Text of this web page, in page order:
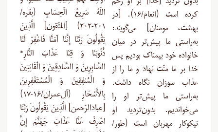
بدون تردید [خدا] بر او رحم
کرده است (انعام/۱۶). [در
بهشت، مومنان] می‌گویند:
به‌راستی ما پیش‌تر در میان
خانواده خود بیمناک بودیم پس
خدا بر ما منّت نهاد و ما را از
عذاب سوزان نگاه داشت.
به‌راستی ما پیش‌تر او را
می‌خواندیم. بدون‌تردید او
نیکوکار مهربان است (طور/
اللّهُ سَرِيعُ الْحِسَابِ (بقره/
۲۰۱-۲۰۲) [المتّقون] الَّذِينَ
يَقُولُونَ رَبَّنَا إِنَّنَا آمَنَّا فَاغْفِرْ لَنَا
ذُنُوبَنَا وَ قِنَا عَذَابَ النَّارِ*
الصَّابِرِينَ وَ الصَّادِقِينَ وَ الْقَانِتِينَ
وَ الْمُنفِقِينَ وَ الْمُسْتَغْفِرِينَ
بِالأَسْحَارِ (آل‌عمران/۱۶-۱۷)
[عبادالرّحمن] الَّذِينَ يَقُولُونَ رَبَّنَا
اصْرِفْ عَنَّا عَذَابَ جَهَنَّمَ إِنَّ